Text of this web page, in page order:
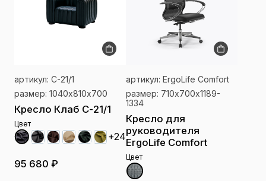
артикул: С-21/1
размер: 1040х810х700
Кресло Клаб С-21/1
Цвет
+24
95 680 ₽
артикул: ErgoLife Comfort
размер: 710х700х1189-
1334
Кресло для
руководителя
ErgoLife Comfort
Цвет